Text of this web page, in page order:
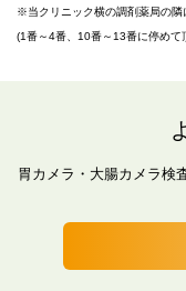
※当クリニック横の調剤薬局の隣
(1番～4番、10番～13番に停めて
胃カメラ・大腸カメラ検